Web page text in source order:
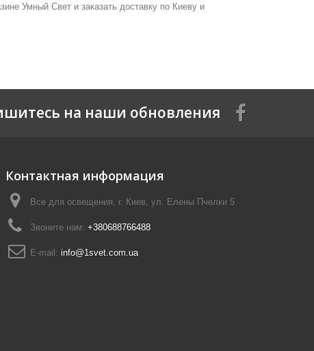
Умный Свет и заказать доставку по Киеву и
на наши обновления
Контактная информация
Все для освещения, г. Киев, ул. Елены Пчелки 5
Звоните нам: +380688766488
E-mail: info@1svet.com.ua